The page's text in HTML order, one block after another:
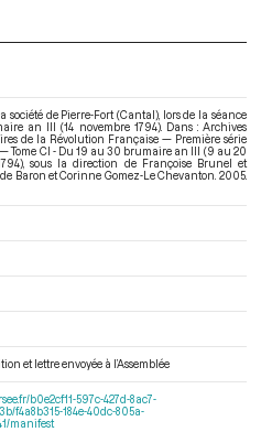
société de Pierre-Fort (Cantal), lors de la séance
an III (14 novembre 1794). Dans : Archives
de la Révolution Française — Première série
— Tome CI - Du 19 au 30 brumaire an III (9 au 20
, sous la direction de Françoise Brunel et
Baron et Corinne Gomez-Le Chevanton. 2005.
et lettre envoyée à l’Assemblée
b0e2cf11-597c-427d-8ac7-
f4a8b315-184e-40dc-805a-
manifest